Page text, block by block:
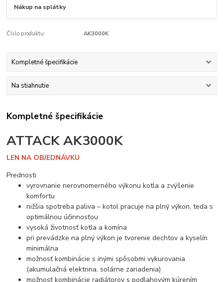
Nákup na splátky
Číslo produktu: AK3000K
Kompletné špecifikácie
Na stiahnutie
Kompletné špecifikácie
ATTACK AK3000K
LEN NA OBJEDNÁVKU
Prednosti
vyrovnanie nerovnomerného výkonu kotla a zvýšenie
komfortu
nižšia spotreba paliva – kotol pracuje na plný výkon, teda s
optimálnou účinnosťou
vysoká životnosť kotla a komína
pri prevádzke na plný výkon je tvorenie dechtov a kyselín
minimálna
možnosť kombinácie s inými spôsobmi vykurovania
(akumulačná elektrina, solárne zariadenia)
možnosť kombinácie radiátorov s podlahovým kúrením